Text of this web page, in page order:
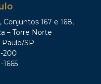
Conjuntos 167 e 168,
– Torre Norte
Paulo/SP
200
1665